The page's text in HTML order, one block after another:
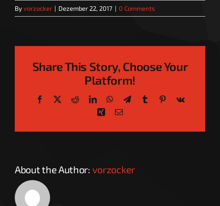
Byvorzocker | Dezember 22, 2017 | 0 Comments
Share This Story, Choose Your
Platform!
Facebook
X RedditLinkedInWhatsApp
TelegramTumblrPinterest
Vk
Xing Email
About the Author: vorzocker